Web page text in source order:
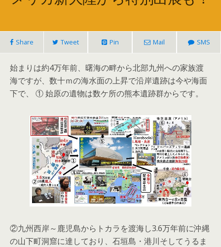
Share Tweet Pin Mail SMS
始まりは約4万年前、曙海の畔から北部九州への家族渡
海ですが、数十ｍの海水面の上昇で沿岸遺跡は今や海面
下で、 ① 始原の遺物は数ケ所の熊本遺跡群からです。
②九州西岸～鹿児島からトカラを渡海し3.6万年前に沖縄
の山下町洞窟に達しており、石垣島・港川そしてうるま